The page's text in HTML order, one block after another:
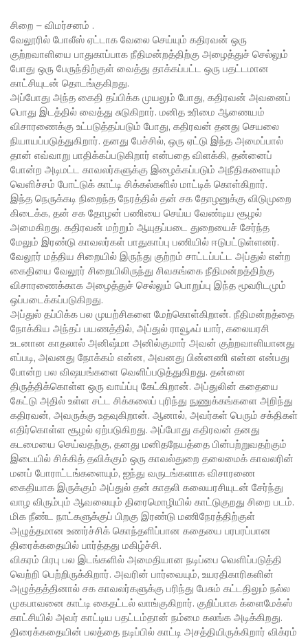
சிறை – விமர்சனம் .
வேலூரில் போலீஸ் ஏட்டாக வேலை செய்யும் கதிரவன் ஒரு
குற்றவாளியை பாதுகாப்பாக நீதிமன்றத்திற்கு அழைத்துச் செல்லும்
போது ஒரு பேருந்திற்குள் வைத்து தாக்கப்பட்ட ஒரு பதட்டமான
காட்சியுடன் தொடங்குகிறது.
அப்போது அந்த கைதி தப்பிக்க முயலும் போது, கதிரவன் அவனைப்
பொது இடத்தில் வைத்து சுடுகிறார். மனித உரிமை ஆணையம்
விசாரணைக்கு உட்படுத்தப்படும் போது, கதிரவன் தனது செயலை
நியாயப்படுத்துகிறார். தனது பேச்சில், ஒரு ஏட்டு இந்த அமைப்பால்
தான் எவ்வாறு பாதிக்கப்படுகிறார் என்பதை விளக்கி, தன்னைப்
போன்ற அடிமட்ட காவலர்களுக்கு இழைக்கப்படும் அநீதிகளையும்
வெளிச்சம் போட்டுக் காட்டி சிக்கல்களில் மாட்டிக் கொள்கிறார்.
இந்த நெருக்கடி நிறைந்த நேரத்தில் தன் சக தோழனுக்கு விடுமுறை
கிடைக்க, தன் சக தோழன் பணியை செய்ய வேண்டிய சூழல்
அமைகிறது. கதிரவன் மற்றும் ஆயுதப்படை துறையைச் சேர்ந்த
மேலும் இரண்டு காவலர்கள் பாதுகாப்பு பணியில் ஈடுபட்டுள்ளனர்.
வேலூர் மத்திய சிறையில் இருந்து குற்றம் சாட்டப்பட்ட அப்துல் என்ற
கைதியை வேலூர் சிறையிலிருந்து சிவகங்கை நீதிமன்றத்திற்கு
விசாரணைக்காக அழைத்துச் செல்லும் பொறுப்பு இந்த மூவரிடமும்
ஒப்படைக்கப்படுகிறது.
அப்துல் தப்பிக்க பல முயற்சிகளை மேற்கொள்கிறான். நீதிமன்றத்தை
நோக்கிய அந்தப் பயணத்தில், அப்துல் ராவூஃப் யார், கலையரசி
உடனான காதலால் அனிஷ்மா அனில்குமார் அவன் குற்றவாளியானது
எப்படி, அவனது நோக்கம் என்ன, அவனது பின்னணி என்ன என்பது
போன்ற பல விஷயங்களை வெளிப்படுத்துகிறது. தன்னை
திருத்திக்கொள்ள ஒரு வாய்ப்பு கேட்கிறான். அப்துலின் கதையை
கேட்டு அதில் உள்ள சட்ட சிக்கலைப் புரிந்து நுணுக்கங்களை அறிந்து
கதிரவன், அவருக்கு உதவுகிறான். ஆனால், அவர்கள் பெரும் சக்திகள்
எதிர்கொள்ள சூழல் ஏற்படுகிறது. அப்போது கதிரவன் தனது
கடமையை செய்வதற்கு, தனது மனிதநேயத்தை பின்பற்றுவதற்கும்
இடையில் சிக்கித் தவிக்கும் ஒரு காவல்துறை தலைமைக் காவலரின்
மனப் போராட்டங்களையும், ஐந்து வருடங்களாக விசாரணை
கைதியாக இருக்கும் அப்துல் தன் காதலி கலையரசியுடன் சேர்ந்து
வாழ விரும்பும் ஆவலையும் திரைமொழியில் காட்டுகுறது சிறை படம்.
மிக நீண்ட நாட்களுக்குப் பிறகு இரண்டு மணிநேரத்திற்குள்
அழுத்தமான உணர்ச்சிக் கொந்தளிப்பான கதையை பரபரப்பான
திரைக்கதையில் பார்த்தது மகிழ்ச்சி.
விகரம் பிரபு பல இடங்களில் அமைதியான நடிப்பை வெளிப்படுத்தி
வெற்றி பெற்றிருக்கிறார். அவரின் பார்வையும், உயரதிகாரிகளின்
அழுத்தத்தினால் சக காவலர்களுக்கு பரிந்து பேசும் கட்டதிலும் நல்ல
முகபாவனை காட்டி கைதட்டல் வாங்குகிறார். குறிப்பாக க்ளைமேக்ஸ்
காட்சியில் அவர் காட்டிய பதட்டம்தான் நம்மை கலங்க அடிக்கிறது.
திரைக்கதையின் பலத்தை நடிப்பில் காட்டி அசத்தியிருக்கிறார் விக்ரம்